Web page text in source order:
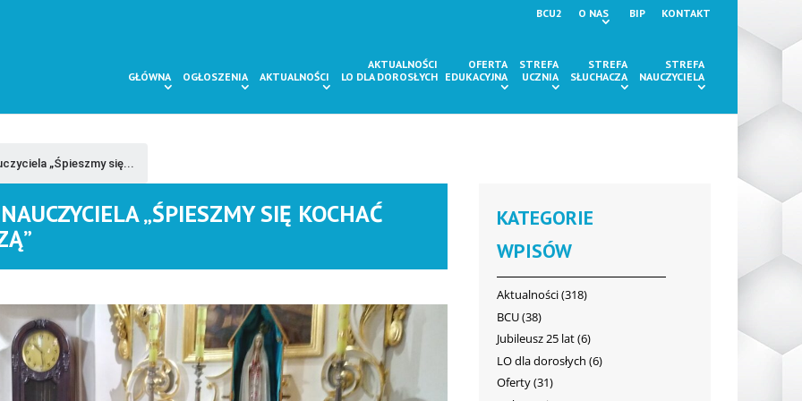
BCU2 O NAS BIP KONTAKT
GŁÓWNA OGŁOSZENIA AKTUALNOŚCI
AKTUALNOŚCI
LO DLA DOROSŁYCH
OFERTA
EDUKACYJNA
STREFA
UCZNIA
STREFA
SŁUCHACZA
STREFA
NAUCZYCIELA
„Śpieszmy się...
„ŚPIESZMY SIĘ KOCHAĆ
KATEGORIE
WPISÓW
Aktualności(318)
BCU(38)
Jubileusz 25 lat(6)
LO dla dorosłych (6)
Oferty(31)